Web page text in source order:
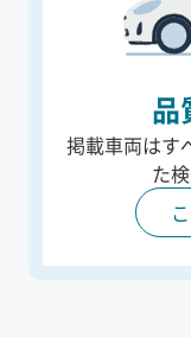
品
掲載車両はす
た